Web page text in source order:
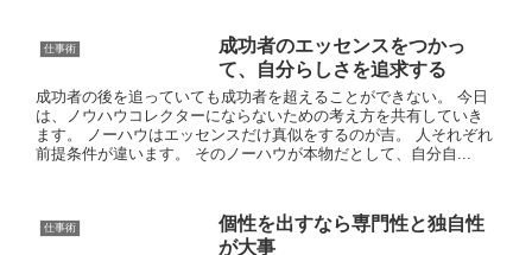
仕事術
成功者のエッセンスをつかっ
て、自分らしさを追求する
成功者の後を追っていても成功者を超えることができない。 今日
は、ノウハウコレクターにならないための考え方を共有していき
ます。 ノーハウはエッセンスだけ真似をするのが吉。 人それぞれ
前提条件が違います。 そのノーハウが本物だとして、自分自...
仕事術
個性を出すなら専門性と独自性
が大事